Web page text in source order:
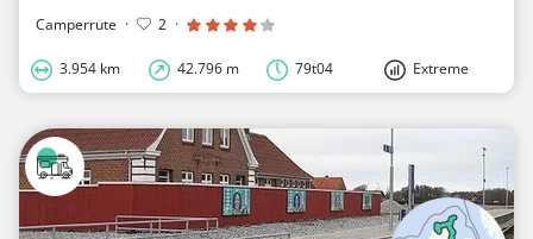
Camperrute · 2 ·
3.954 km 42.796 m 79t04 Extreme